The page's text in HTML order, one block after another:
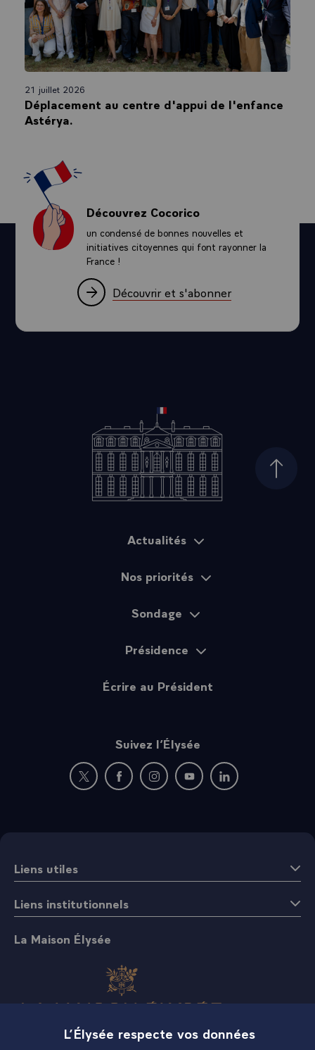
21 juillet 2026
Déplacement au centre d'appui de l'enfance
Astérya.
Découvrez Cocorico
un condensé de bonnes nouvelles et
initiatives citoyennes qui font rayonner la
France !
Découvrir et s'abonner
Haut
Actualités
Nos priorités
Sondage
Présidence
Écrire au Président
Suivez l’Élysée
Nouvelle fenêtre : rejoignez-nous sur Twitter
Nouvelle fenêtre : rejoignez-nous sur
Nouvelle fenêtre : rejoignez-nous
Nouvelle fenêtre :
Nouvelle fenêtre :
Liens utiles
Liens institutionnels
La Maison Élysée
Boutique
L’Élysée respecte vos données